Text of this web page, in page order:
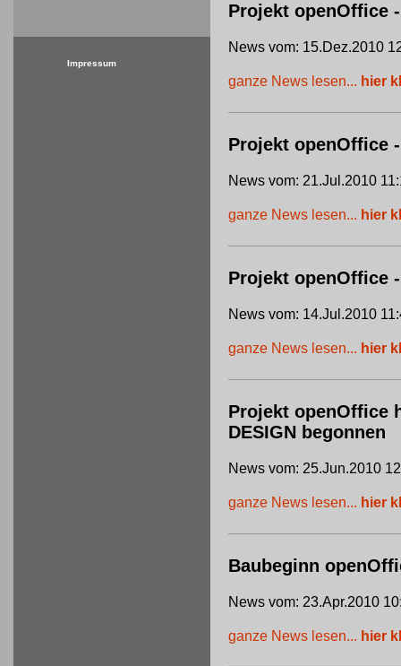
Projekt openOffice
News vom: 15.Dez.2010
ganze News lesen... hier
Projekt openOffice
News vom: 21.Jul.2010
ganze News lesen... hier
Projekt openOffice
News vom: 14.Jul.2010
ganze News lesen... hier
Projekt openOffice
DESIGN begonnen
News vom: 25.Jun.2010
ganze News lesen... hier
Baubeginn
News vom: 23.Apr.2010
ganze News lesen... hier
Impressum